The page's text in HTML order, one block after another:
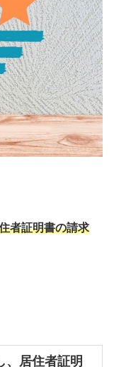
者証明書の請求
、居住者証明